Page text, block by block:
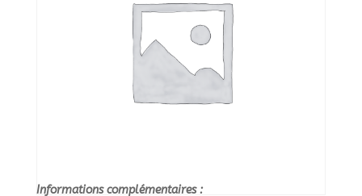
Informations complémentaires :